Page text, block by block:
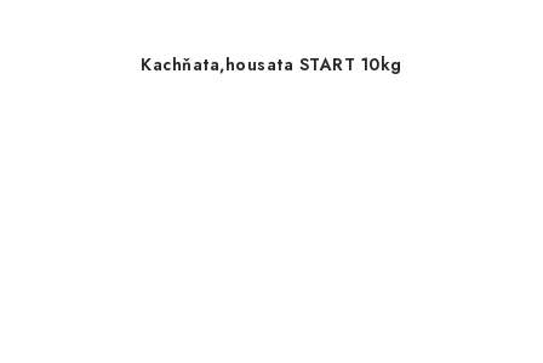
Kachňata,housata START 10kg